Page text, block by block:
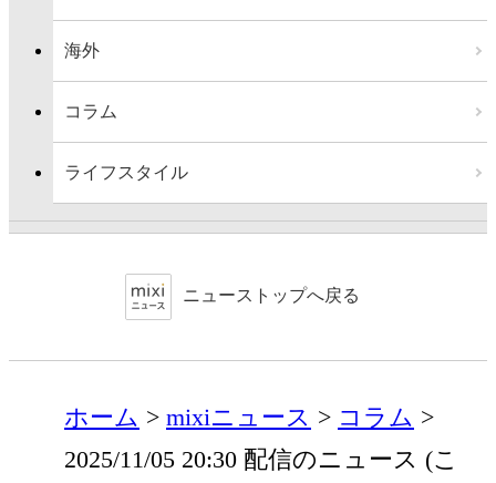
海外
コラム
ライフスタイル
ニューストップへ戻る
ホーム mixiニュース
コラム
2025/11/05 20:30 配信のニュース (こ